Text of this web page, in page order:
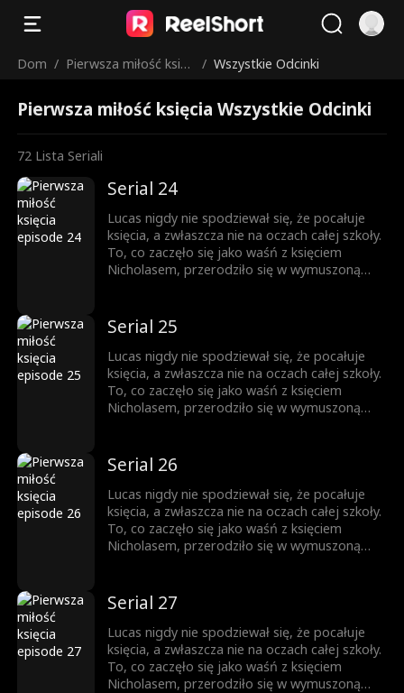
Dom / Pierwsza miłość księc
/ Wszystkie Odcinki
Pierwsza miłość księcia Wszystkie Odcinki
72 Lista Seriali
Serial 24
Lucas nigdy nie spodziewał się, że pocałuje
księcia, a zwłaszcza nie na oczach całej szkoły.
To, co zaczęło się jako waśń z księciem
Nicholasem, przerodziło się w wymuszoną
spojrzenie, każde dotknięcie dłoni zbliża ich
do siebie. Ale Nicholas jest rozdarty między
królewskim obowiązkiem a rosnącym
uczuciem do chłopca, którego kiedyś nazywał
wrogiem. Obaj boją się wyznać prawdę... Aż
do momentu, gdy nie da się jej już dłużej
Serial 25
Lucas nigdy nie spodziewał się, że pocałuje
księcia, a zwłaszcza nie na oczach całej szkoły.
To, co zaczęło się jako waśń z księciem
Nicholasem, przerodziło się w wymuszoną
spojrzenie, każde dotknięcie dłoni zbliża ich
do siebie. Ale Nicholas jest rozdarty między
królewskim obowiązkiem a rosnącym
uczuciem do chłopca, którego kiedyś nazywał
wrogiem. Obaj boją się wyznać prawdę... Aż
do momentu, gdy nie da się jej już dłużej
Serial 26
Lucas nigdy nie spodziewał się, że pocałuje
księcia, a zwłaszcza nie na oczach całej szkoły.
To, co zaczęło się jako waśń z księciem
Nicholasem, przerodziło się w wymuszoną
spojrzenie, każde dotknięcie dłoni zbliża ich
do siebie. Ale Nicholas jest rozdarty między
królewskim obowiązkiem a rosnącym
uczuciem do chłopca, którego kiedyś nazywał
wrogiem. Obaj boją się wyznać prawdę... Aż
do momentu, gdy nie da się jej już dłużej
Serial 27
Lucas nigdy nie spodziewał się, że pocałuje
księcia, a zwłaszcza nie na oczach całej szkoły.
To, co zaczęło się jako waśń z księciem
Nicholasem, przerodziło się w wymuszoną